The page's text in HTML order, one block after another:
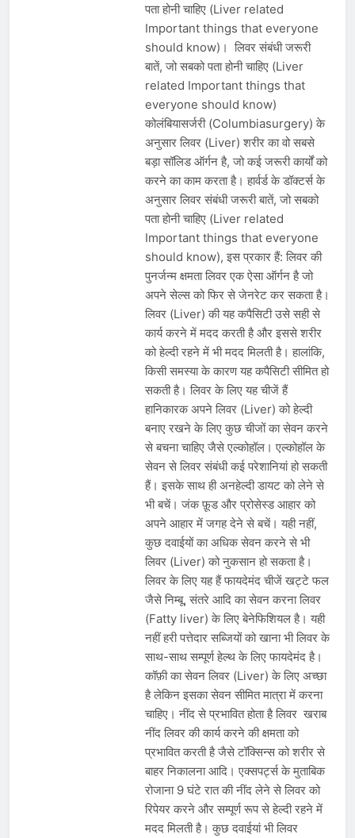
पता होनी चाहिए (Liver related
Important things that everyone
should know)। लिवर संबंधी जरूरी
बातें, जो सबको पता होनी चाहिए (Liver
related Important things that
everyone should know)
कोलंबियासर्जरी (Columbiasurgery) के
अनुसार लिवर (Liver) शरीर का वो सबसे
बड़ा सॉलिड ऑर्गन है, जो कई जरूरी कार्यों को
करने का काम करता है। हार्वर्ड के डॉक्टर्स के
अनुसार लिवर संबंधी जरूरी बातें, जो सबको
पता होनी चाहिए (Liver related
Important things that everyone
should know), इस प्रकार हैं: लिवर की
पुनर्जन्म क्षमता लिवर एक ऐसा ऑर्गन है जो
अपने सेल्स को फिर से जेनरेट कर सकता है।
लिवर (Liver) की यह कपैसिटी उसे सही से
कार्य करने में मदद करती है और इससे शरीर
को हेल्दी रहने में भी मदद मिलती है। हालांकि,
किसी समस्या के कारण यह कपैसिटी सीमित हो
सकती है। लिवर के लिए यह चीजें हैं
हानिकारक अपने लिवर (Liver) को हेल्दी
बनाए रखने के लिए कुछ चीजों का सेवन करने
से बचना चाहिए जैसे एल्कोहॉल। एल्कोहॉल के
सेवन से लिवर संबंधी कई परेशानियां हो सकती
हैं। इसके साथ ही अनहेल्दी डायट को लेने से
भी बचें। जंक फ़ूड और प्रोसेस्ड आहार को
अपने आहार में जगह देने से बचें। यही नहीं,
कुछ दवाईयों का अधिक सेवन करने से भी
लिवर (Liver) को नुकसान हो सकता है।
लिवर के लिए यह हैं फायदेमंद चीजें खट्टे फल
जैसे निम्बू, संतरे आदि का सेवन करना लिवर
(Fatty liver) के लिए बेनेफिशियल है। यही
नहीं हरी पत्तेदार सब्जियों को खाना भी लिवर के
साथ-साथ सम्पूर्ण हेल्थ के लिए फायदेमंद है।
कॉफ़ी का सेवन लिवर (Liver) के लिए अच्छा
है लेकिन इसका सेवन सीमित मात्रा में करना
चाहिए। नींद से प्रभावित होता है लिवर खराब
नींद लिवर की कार्य करने की क्षमता को
प्रभावित करती है जैसे टॉक्सिन्स को शरीर से
बाहर निकालना आदि। एक्सपर्ट्स के मुताबिक
रोजाना 9 घंटे रात की नींद लेने से लिवर को
रिपेयर करने और सम्पूर्ण रूप से हेल्दी रहने में
मदद मिलती है। कुछ दवाईयां भी लिवर